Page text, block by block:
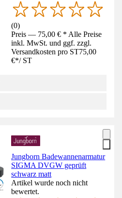
(0)
Preis — 75,00 € * Alle Preise
inkl. MwSt. und ggf. zzgl.
Versandkosten pro ST75,00
€*/ ST
Jungborn Badewannenarmatur
SIGMA DVGW geprüft
schwarz matt
Artikel wurde noch nicht
bewertet.